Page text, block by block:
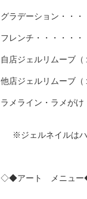
グラデーション・・
フレンチ・・・・・
自店ジェルリムーブ
他店ジェルリムーブ
ラメライン・ラメが
※ジェルネイルはハ
◇◆アート メニュ